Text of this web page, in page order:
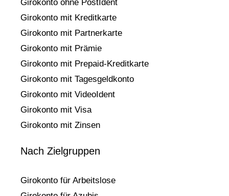
Girokonto ohne PostIdent
Girokonto mit Kreditkarte
Girokonto mit Partnerkarte
Girokonto mit Prämie
Girokonto mit Prepaid-Kreditkarte
Girokonto mit Tagesgeldkonto
Girokonto mit VideoIdent
Girokonto mit Visa
Girokonto mit Zinsen
Nach Zielgruppen
Girokonto für Arbeitslose